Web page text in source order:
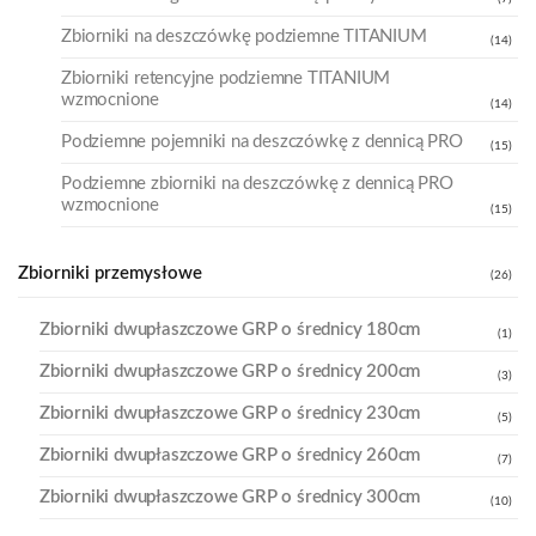
Zbiorniki na deszczówkę podziemne TITANIUM (14)
Zbiorniki retencyjne podziemne TITANIUM
wzmocnione
(14)
Podziemne pojemniki na deszczówkę z dennicą PRO (15)
Podziemne zbiorniki na deszczówkę z dennicą PRO
wzmocnione
(15)
Zbiorniki przemysłowe (26)
Zbiorniki dwupłaszczowe GRP o średnicy 180cm (1)
Zbiorniki dwupłaszczowe GRP o średnicy 200cm (3)
Zbiorniki dwupłaszczowe GRP o średnicy 230cm (5)
Zbiorniki dwupłaszczowe GRP o średnicy 260cm (7)
Zbiorniki dwupłaszczowe GRP o średnicy 300cm (10)